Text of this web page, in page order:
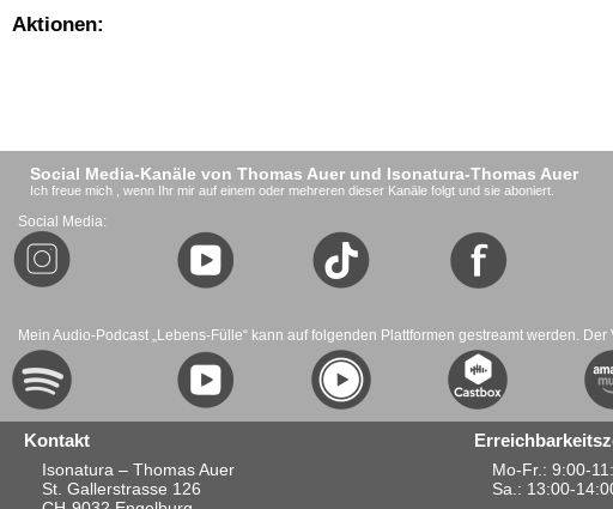
Aktionen:
Social Media-Kanäle von Thomas Auer und Isonatura-Thomas Auer
Ich freue mich , wenn Ihr mir auf einem oder mehreren dieser Kanäle folgt und sie aboniert.
Social Media:
Mein Audio-Podcast „Lebens-Fülle“ kann auf folgenden Plattformen gestreamt werden.
Kontakt
Isonatura – Thomas Auer
St. Gallerstrasse 126
Mo-Fr.: 9:00-
Sa. : 13:00-